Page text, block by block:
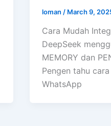
loman / March 9,
Cara Mudah
DeepSeek
MEMORY dan
Pengen tahu
WhatsApp